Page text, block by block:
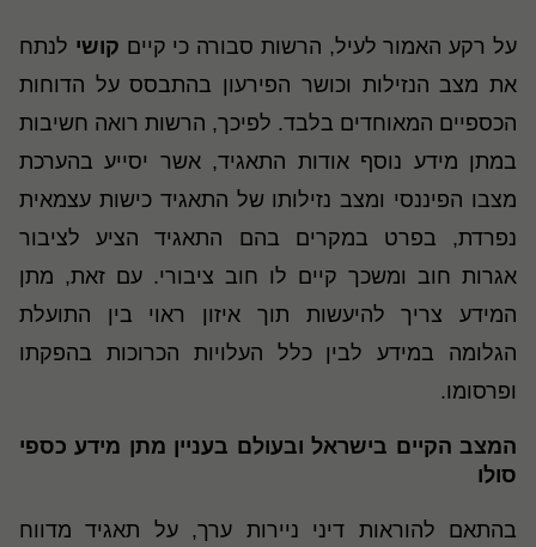
על רקע האמור לעיל, הרשות סבורה כי קיים קושי לנתח
את מצב הנזילות וכושר הפירעון בהתבסס על הדוחות
הכספיים המאוחדים בלבד. לפיכך, הרשות רואה חשיבות
במתן מידע נוסף אודות התאגיד, אשר יסייע בהערכת
מצבו הפיננסי ומצב נזילותו של התאגיד כישות עצמאית
נפרדת, בפרט במקרים בהם התאגיד הציע לציבור
אגרות חוב ומשכך קיים לו חוב ציבורי. עם זאת, מתן
המידע צריך להיעשות תוך איזון ראוי בין התועלת
הגלומה במידע לבין כלל העלויות הכרוכות בהפקתו
ופרסומו.
המצב הקיים בישראל ובעולם בעניין מתן מידע כספי
סולו
בהתאם להוראות דיני ניירות ערך, על תאגיד מדווח